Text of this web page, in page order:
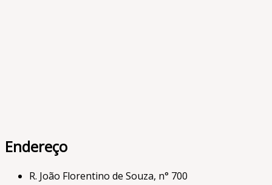
Endereço
R. João Florentino de Souza, n° 700